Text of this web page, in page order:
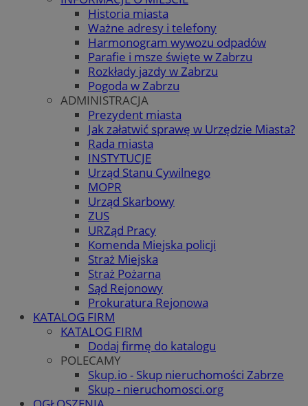
Historia miasta
Ważne adresy i telefony
Harmonogram wywozu odpadów
Parafie i msze święte w Zabrzu
Rozkłady jazdy w Zabrzu
Pogoda w Zabrzu
ADMINISTRACJA
Prezydent miasta
Jak załatwić sprawę w Urzędzie Miasta?
Rada miasta
INSTYTUCJE
Urząd Stanu Cywilnego
MOPR
Urząd Skarbowy
ZUS
URZąd Pracy
Komenda Miejska policji
Straż Miejska
Straż Pożarna
Sąd Rejonowy
Prokuratura Rejonowa
KATALOG FIRM
KATALOG FIRM
Dodaj firmę do katalogu
POLECAMY
Skup.io - Skup nieruchomości Zabrze
Skup - nieruchomosci.org